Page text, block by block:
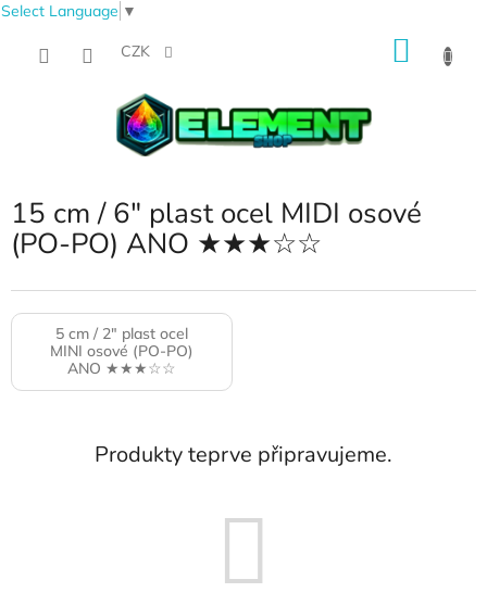
Select Language ▼
CZK
15 cm / 6" plast ocel MIDI osové
(PO-PO) ANO ★★★☆☆
5 cm / 2" plast ocel
MINI osové (PO-PO)
ANO ★★★☆☆
Produkty teprve připravujeme.